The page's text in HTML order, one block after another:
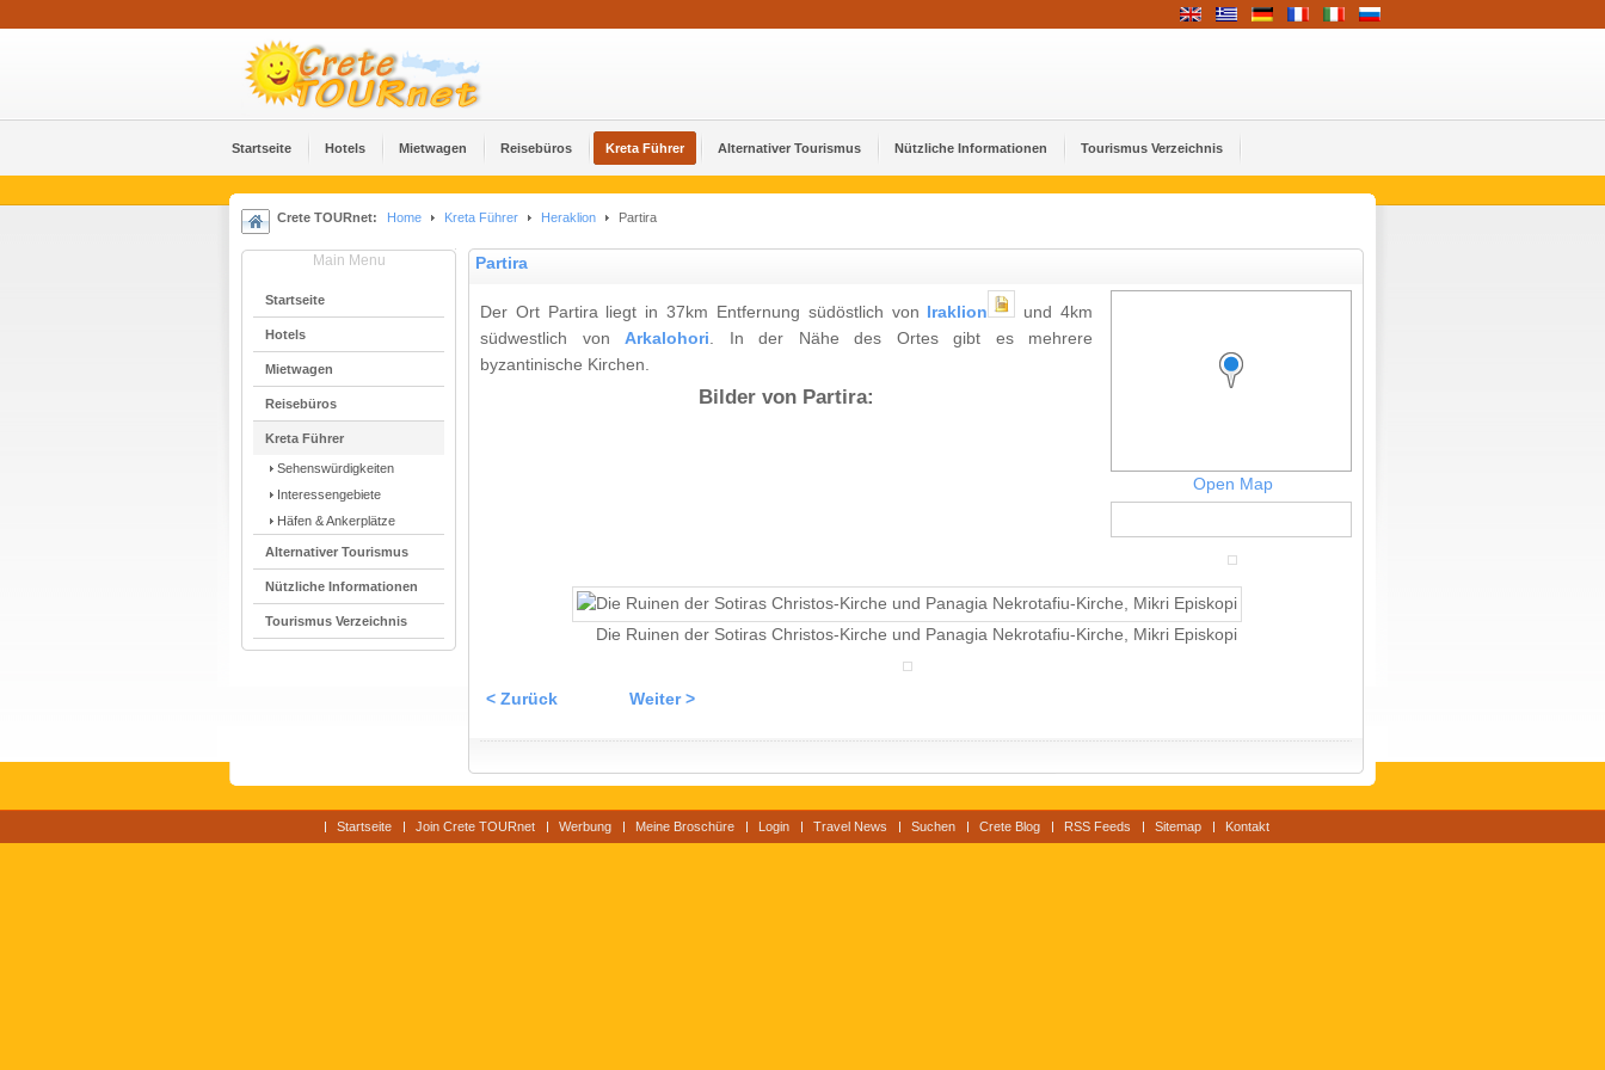
Startseite Hotels Mietwagen Reisebüros Kreta Führer Alternativer Tourismus Nützliche Informationen Tourismus Verzeichnis
Crete TOURnet: Home Kreta Führer Heraklion Partira
Main Menu
Startseite
Hotels
Mietwagen
Reisebüros
Kreta Führer
Sehenswürdigkeiten
Interessengebiete
Häfen & Ankerplätze
Alternativer Tourismus
Nützliche Informationen
Tourismus Verzeichnis
Partira
Open Map
Der Ort Partira liegt in 37km Entfernung südöstlich von Iraklion
und 4km
südwestlich von Arkalohori. In der Nähe des Ortes gibt es mehrere
byzantinische Kirchen.
Bilder von Partira:
Die Ruinen der Sotiras Christos-Kirche und Panagia Nekrotafiu-Kirche, Mikri Episkopi
< Zurück Weiter >
Startseite Join Crete TOURnet Werbung Meine Broschüre Login Travel News Suchen Crete Blog RSS Feeds Sitemap Kontakt